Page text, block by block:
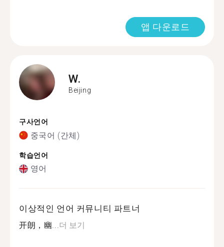
앱 다운로드
W.
Beijing
구사언어
중국어 (간체)
학습언어
영어
이상적인 언어 커뮤니티 파트너
开朗，幽...더 보기